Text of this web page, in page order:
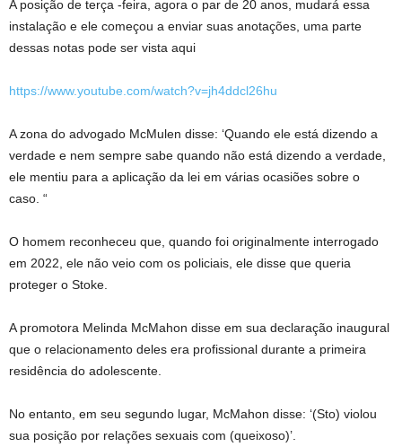
A posição de terça -feira, agora o par de 20 anos, mudará essa
instalação e ele começou a enviar suas anotações, uma parte
dessas notas pode ser vista aqui
https://www.youtube.com/watch?v=jh4ddcl26hu
A zona do advogado McMulen disse: ‘Quando ele está dizendo a
verdade e nem sempre sabe quando não está dizendo a verdade,
ele mentiu para a aplicação da lei em várias ocasiões sobre o
caso. “
O homem reconheceu que, quando foi originalmente interrogado
em 2022, ele não veio com os policiais, ele disse que queria
proteger o Stoke.
A promotora Melinda McMahon disse em sua declaração inaugural
que o relacionamento deles era profissional durante a primeira
residência do adolescente.
No entanto, em seu segundo lugar, McMahon disse: ‘(Sto) violou
sua posição por relações sexuais com (queixoso)’.